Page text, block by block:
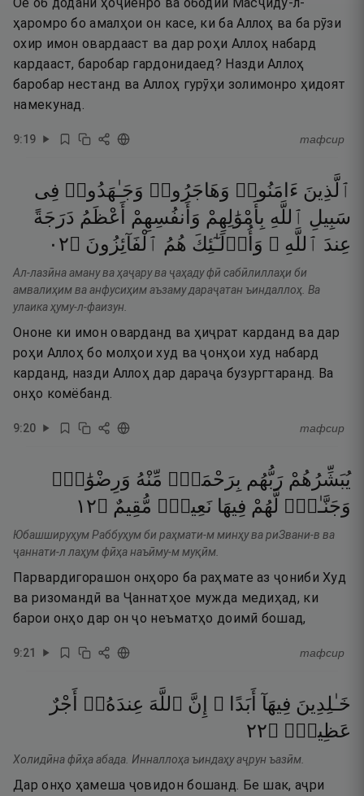
ҳаромро бо амалҳои он касе, ки ба Аллоҳ ва ба рӯзи
охир имон овардааст ва дар роҳи Аллоҳ набард
кардааст, баробар гардонидаед? Назди Аллоҳ
баробар нестанд ва Аллоҳ гурӯҳи золимонро ҳидоят
намекунад.
9:19 тафсир
ٱلَّذِينَ ءَامَنُوا۟ وَهَاجَرُوا۟ وَجَـٰهَدُوا۟ فِى
سَبِيلِ ٱللَّهِ بِأَمْوَٰلِهِمْ وَأَنفُسِهِمْ أَعْظَمُ دَرَجَةً
عِندَ ٱللَّهِ ۚ وَأُو۟لَـٰٓئِكَ هُمُ ٱلْفَآئِزُونَ ۝٢٠
Ал-лазӣна аману ва ҳаҷару ва ҷаҳаду фӣ сабӣлиллаҳи би
амвалиҳим ва анфусиҳим аъзаму дараҷатан ъиндаллоҳ. Ва
улаика ҳуму-л-фаизун.
Ононе ки имон оварданд ва ҳиҷрат карданд ва дар
роҳи Аллоҳ бо молҳои худ ва ҷонҳои худ набард
карданд, назди Аллоҳ дар дараҷа бузургтаранд. Ва
онҳо комёбанд.
9:20 тафсир
يُبَشِّرُهُمْ رَبُّهُم بِرَحْمَةٍۢ مِّنْهُ وَرِضْوَٰنٍۢ
وَجَنَّـٰتٍۢ لَّهُمْ فِيهَا نَعِيمٌۭ مُّقِيمٌ ۝٢١
Юбашшируҳум Раббуҳум би раҳмати-м минҳу ва риЗвани-в ва
ҷаннати-л лаҳум фӣҳа наъӣму-м муқӣм.
Парвардигорашон онҳоро ба раҳмате аз ҷониби Худ
ва ризомандӣ ва Ҷаннатҳое мужда медиҳад, ки
барои онҳо дар он ҷо неъматҳо доимӣ бошад,
9:21 тафсир
خَـٰلِدِينَ فِيهَآ أَبَدًا ۚ إِنَّ ٱللَّهَ عِندَهُۥٓ
أَجْرٌ
عَظِيمٌۭ ۝٢٢
Холидӣна фӣҳа абада. Инналлоҳа ъиндаҳу аҷрун ъазӣм.
Дар онҳо ҳамеша ҷовидон бошанд. Бе шак, аҷри